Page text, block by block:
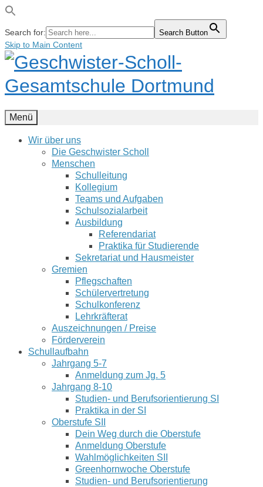
Search for: Search Button
Skip to Main Content
Menü
Wir über uns
Die Geschwister Scholl
Menschen
Schulleitung
Kollegium
Teams und Aufgaben
Schulsozialarbeit
Ausbildung
Referendariat
Praktika für Studierende
Sekretariat und Hausmeister
Gremien
Pflegschaften
Schülervertretung
Schulkonferenz
Lehrkräfterat
Auszeichnungen / Preise
Förderverein
Schullaufbahn
Jahrgang 5-7
Anmeldung zum Jg. 5
Jahrgang 8-10
Studien- und Berufsorientierung SI
Praktika in der SI
Oberstufe SII
Dein Weg durch die Oberstufe
Anmeldung Oberstufe
Wahlmöglichkeiten SII
Greenhornwoche Oberstufe
Studien- und Berufsorientierung